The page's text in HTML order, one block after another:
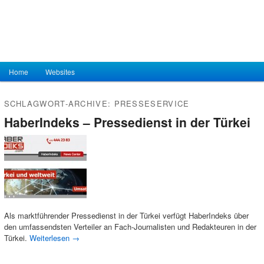
Hauptmenü
Zum Inhalt wechseln
Zum sekundären Inhalt wechseln
Home Websites
SCHLAGWORT-ARCHIVE: PRESSESERVICE
HaberIndeks – Pressedienst in der Türkei
Als marktführender Pressedienst in der Türkei verfügt HaberIndeks über
den umfassendsten Verteiler an Fach-Journalisten und Redakteuren in der
Türkei. Weiterlesen →